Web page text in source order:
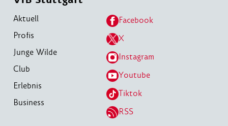
Aktuell
Profis
Junge Wilde
Club
Erlebnis
Business
Facebook
X
Instagram
Youtube
Tiktok
RSS